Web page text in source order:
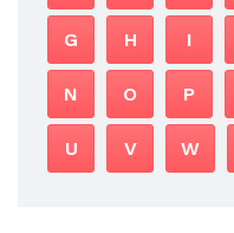
G H I
N O P
U V W